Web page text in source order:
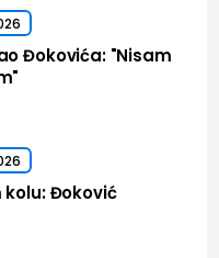
Đokovića: "Nisam
kolu: Đoković